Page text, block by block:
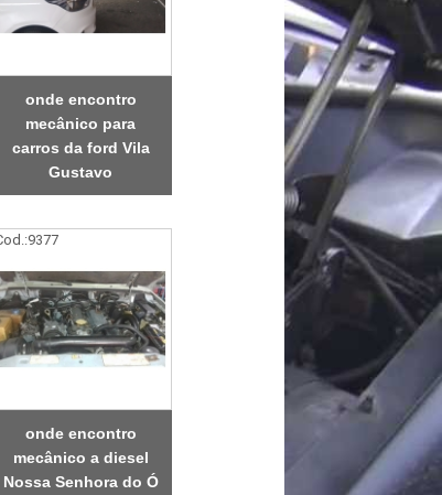
onde encontro
mecânico para
carros da ford Vila
Gustavo
9377
onde encontro
mecânico a diesel
Nossa Senhora do Ó